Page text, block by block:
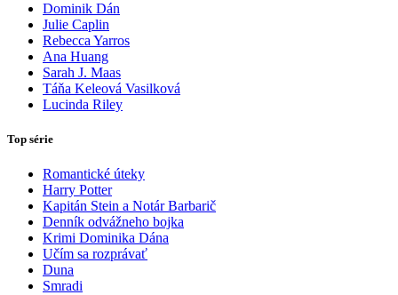
Dominik Dán
Julie Caplin
Rebecca Yarros
Ana Huang
Sarah J. Maas
Táňa Keleová Vasilková
Lucinda Riley
Top série
Romantické úteky
Harry Potter
Kapitán Stein a Notár Barbarič
Denník odvážneho bojka
Krimi Dominika Dána
Učím sa rozprávať
Duna
Smradi